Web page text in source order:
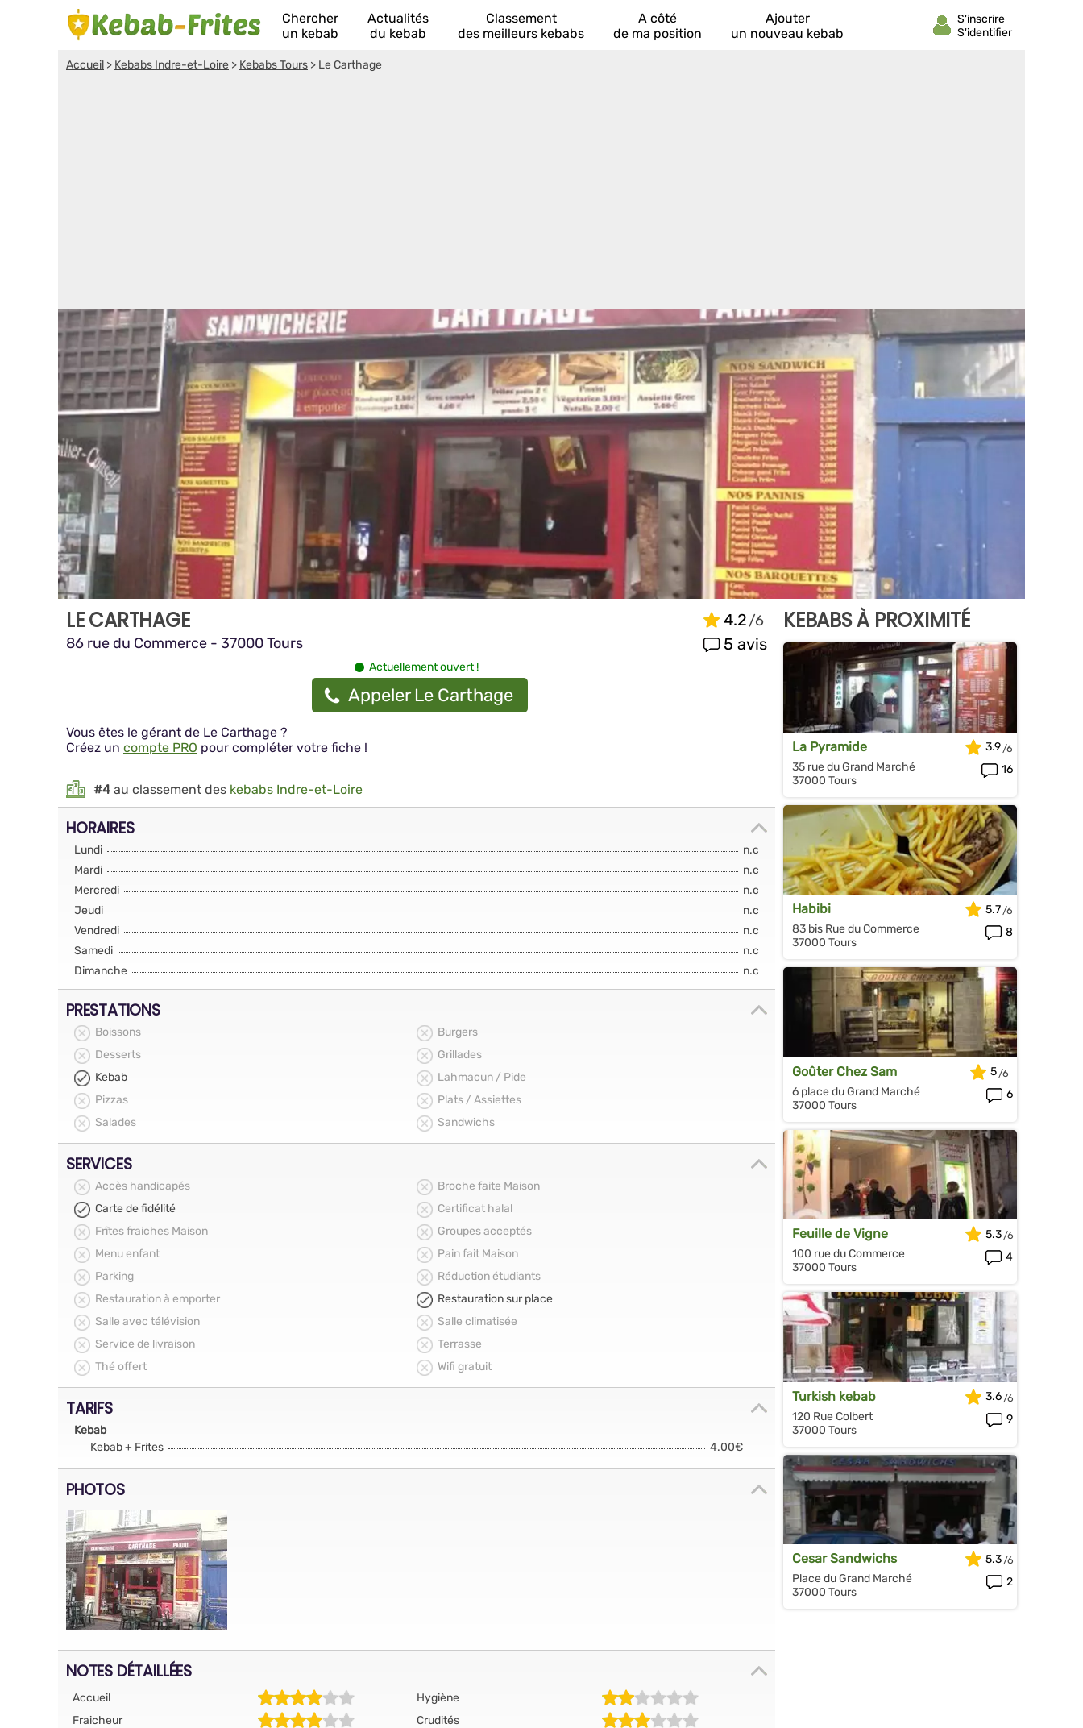
Chercher
un kebab
Actualités
du kebab
Classement
des meilleurs kebabs
A côté
de ma position
Ajouter
un nouveau kebab
Accueil > Kebabs Indre-et-Loire > Kebabs Tours > Le Carthage
LE CARTHAGE
86 rue du Commerce - 37000 Tours
4.2
5 avis
Actuellement ouvert !
Appeler Le Carthage
Vous êtes le gérant de Le Carthage ?
Créez un compte PRO pour compléter votre fiche !
#4 au classement des kebabs Indre-et-Loire
HORAIRES
Lundi
n.c
Mardi
n.c
Mercredi
n.c
Jeudi
n.c
Vendredi
n.c
Samedi
n.c
Dimanche
n.c
PRESTATIONS
Boissons
Burgers
Desserts
Grillades
Kebab
Lahmacun / Pide
Pizzas
Plats / Assiettes
Salades
Sandwichs
SERVICES
Accès handicapés
Broche faite Maison
Carte de fidélité
Certificat halal
Frîtes fraiches Maison
Groupes acceptés
Menu enfant
Pain fait Maison
Parking
Réduction étudiants
Restauration à emporter
Restauration sur place
Salle avec télévision
Salle climatisée
Service de livraison
Terrasse
Thé offert
Wifi gratuit
TARIFS
Kebab
Kebab + Frites
4.00€
PHOTOS
NOTES DÉTAILLÉES
Accueil
Hygiène
Fraicheur
Crudités
KEBABS À PROXIMITÉ
La Pyramide
35 rue du Grand Marché
37000 Tours
3.9
16
Habibi
83 bis Rue du Commerce
37000 Tours
5.7
8
Goûter Chez Sam
6 place du Grand Marché
37000 Tours
5
6
Feuille de Vigne
100 rue du Commerce
37000 Tours
5.3
4
Turkish kebab
120 Rue Colbert
37000 Tours
3.6
9
Cesar Sandwichs
Place du Grand Marché
37000 Tours
5.3
2